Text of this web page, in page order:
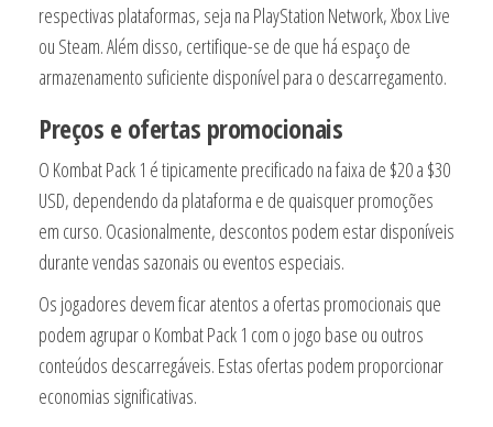
respectivas plataformas, seja na PlayStation Network, Xbox Live
ou Steam. Além disso, certifique-se de que há espaço de
armazenamento suficiente disponível para o descarregamento.
Preços e ofertas promocionais
O Kombat Pack 1 é tipicamente precificado na faixa de $20 a $30
USD, dependendo da plataforma e de quaisquer promoções
em curso. Ocasionalmente, descontos podem estar disponíveis
durante vendas sazonais ou eventos especiais.
Os jogadores devem ficar atentos a ofertas promocionais que
podem agrupar o Kombat Pack 1 com o jogo base ou outros
conteúdos descarregáveis. Estas ofertas podem proporcionar
economias significativas.